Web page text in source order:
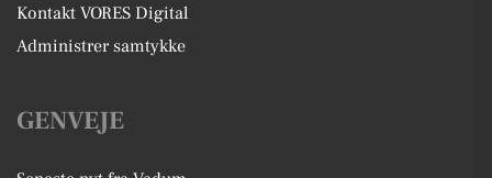
Kontakt VORES Digital
Administrer samtykke
GENVEJE